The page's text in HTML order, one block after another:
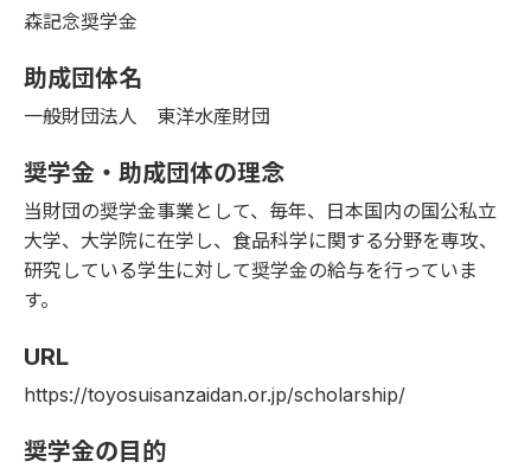
森記念奨学金
助成団体名
一般財団法人 東洋水産財団
奨学金・助成団体の理念
当財団の奨学金事業として、毎年、日本国内の国公私立
大学、大学院に在学し、食品科学に関する分野を専攻、
研究している学生に対して奨学金の給与を行っていま
す。
URL
https://toyosuisanzaidan.or.jp/scholarship/
奨学金の目的